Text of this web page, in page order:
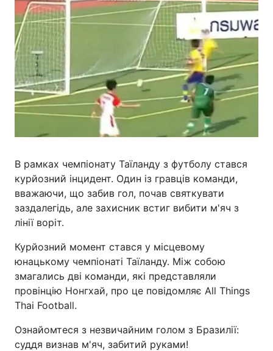
В рамках чемпіонату Таїланду з футболу стався
курйозний інцидент. Один із гравців команди,
вважаючи, що забив гол, почав святкувати
заздалегідь, але захисник встиг вибити м'яч з
лінії воріт.
Курйозний момент стався у місцевому
юнацькому чемпіонаті Таїланду. Між собою
змагались дві команди, які представляли
провінцію Нонгхай, про це повідомляє All Things
Thai Football.
Ознайомтеся з незвичайним голом з Бразилії:
суддя визнав м'яч, забитий руками!